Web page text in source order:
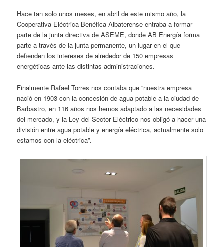
Hace tan solo unos meses, en abril de este mismo año, la
Cooperativa Eléctrica Benéfica Albaterense entraba a formar
parte de la junta directiva de ASEME, donde AB Energía forma
parte a través de la junta permanente, un lugar en el que
defienden los intereses de alrededor de 150 empresas
energéticas ante las distintas administraciones.
Finalmente Rafael Torres nos contaba que “nuestra empresa
nació en 1903 con la concesión de agua potable a la ciudad de
Barbastro, en 116 años nos hemos adaptado a las necesidades
del mercado, y la Ley del Sector Eléctrico nos obligó a hacer una
división entre agua potable y energía eléctrica, actualmente solo
estamos con la eléctrica”.